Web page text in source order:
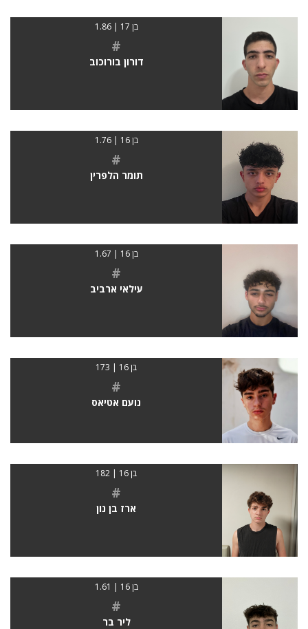
בן 17 | 1.86
#
דורון בורוכוב
בן 16 | 1.76
#
תומר הלפרין
בן 16 | 1.67
#
עילאי ארביב
בן 16 | 173
#
נועם אטיאס
בן 16 | 182
#
ארז בן נון
בן 16 | 1.61
#
ליר בר